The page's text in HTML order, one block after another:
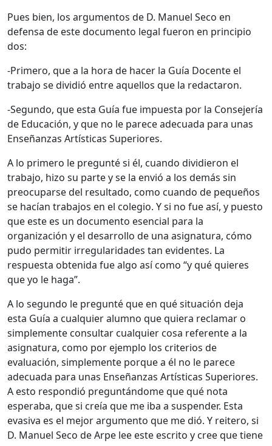
Pues bien, los argumentos de D. Manuel Seco en
defensa de este documento legal fueron en principio
dos:
-Primero, que a la hora de hacer la Guía Docente el
trabajo se dividió entre aquellos que la redactaron.
-Segundo, que esta Guía fue impuesta por la Consejería
de Educación, y que no le parece adecuada para unas
Enseñanzas Artísticas Superiores.
A lo primero le pregunté si él, cuando dividieron el
trabajo, hizo su parte y se la envió a los demás sin
preocuparse del resultado, como cuando de pequeños
se hacían trabajos en el colegio. Y si no fue así, y puesto
que este es un documento esencial para la
organización y el desarrollo de una asignatura, cómo
pudo permitir irregularidades tan evidentes. La
respuesta obtenida fue algo así como “y qué quieres
que yo le haga”.
A lo segundo le pregunté que en qué situación deja
esta Guía a cualquier alumno que quiera reclamar o
simplemente consultar cualquier cosa referente a la
asignatura, como por ejemplo los criterios de
evaluación, simplemente porque a él no le parece
adecuada para unas Enseñanzas Artísticas Superiores.
A esto respondió preguntándome que qué nota
esperaba, que si creía que me iba a suspender. Esta
evasiva es el mejor argumento que me dió. Y reitero, si
D. Manuel Seco de Arpe lee este escrito y cree que tiene